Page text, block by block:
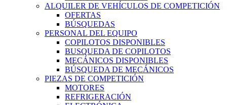
ALQUILER DE VEHÍCULOS DE COMPETICIÓN
OFERTAS
BÚSQUEDAS
PERSONAL DEL EQUIPO
COPILOTOS DISPONIBLES
BUSQUEDA DE COPILOTOS
MECÁNICOS DISPONIBLES
BÚSQUEDA DE MECÁNICOS
PIEZAS DE COMPETICIÓN
MOTORES
REFRIGERACIÓN